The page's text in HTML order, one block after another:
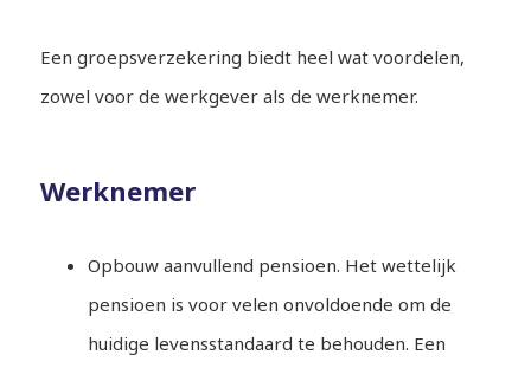
Een groepsverzekering biedt heel wat voordelen,
zowel voor de werkgever als de werknemer.
Werknemer
Opbouw aanvullend pensioen. Het wettelijk
pensioen is voor velen onvoldoende om de
huidige levensstandaard te behouden. Een